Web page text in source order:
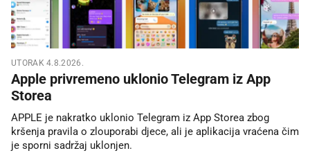
UTORAK 4.8.2026.
Apple privremeno uklonio Telegram iz App
Storea
APPLE je nakratko uklonio Telegram iz App Storea zbog
kršenja pravila o zlouporabi djece, ali je aplikacija vraćena čim
je sporni sadržaj uklonjen.